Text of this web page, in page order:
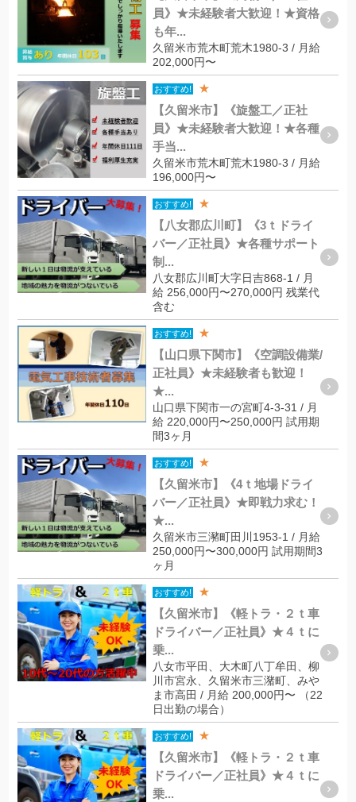
員》★未経験者大歓迎！★資格
も年...
久留米市荒木町荒木1980-3 / 月給
202,000円〜
おすすめ! ★
【久留米市】《旋盤工／正社
員》★未経験者大歓迎！★各種
手当...
久留米市荒木町荒木1980-3 / 月給
196,000円〜
おすすめ! ★
【八女郡広川町】《3ｔドライ
バー／正社員》★各種サポート
制...
八女郡広川町大字日吉868-1 / 月
給 256,000円〜270,000円 残業代
含む
おすすめ! ★
【山口県下関市】《空調設備業/
正社員》★未経験者も歓迎！
★...
山口県下関市一の宮町4-3-31 / 月
給 220,000円〜250,000円 試用期
間3ヶ月
おすすめ! ★
【久留米市】《4ｔ地場ドライ
バー／正社員》★即戦力求む！
★...
久留米市三瀦町田川1953-1 / 月給
250,000円〜300,000円 試用期間3
ヶ月
おすすめ! ★
【久留米市】《軽トラ・２ｔ車
ドライバー／正社員》★４ｔに
乗...
八女市平田、大木町八丁牟田、柳
川市宮永、久留米市三潴町、みや
ま市高田 / 月給 200,000円〜 （22
日出勤の場合）
おすすめ! ★
【久留米市】《軽トラ・２ｔ車
ドライバー／正社員》★４ｔに
乗...